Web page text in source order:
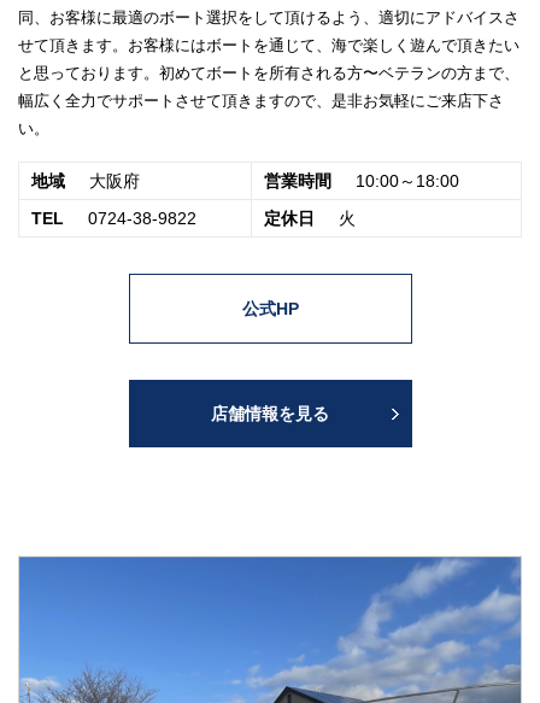
同、お客様に最適のボート選択をして頂けるよう、適切にアドバイスさ
せて頂きます。お客様にはボートを通じて、海で楽しく遊んで頂きたい
と思っております。初めてボートを所有される方〜ベテランの方まで、
幅広く全力でサポートさせて頂きますので、是非お気軽にご来店下さ
い。
地域 大阪府 営業時間
10:00～18:00
TEL
0724-38-9822 定休日 火
公式HP
店舗情報を見る